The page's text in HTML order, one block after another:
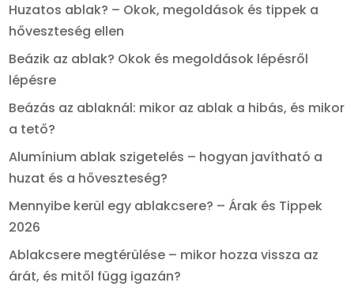
Huzatos ablak? – Okok, megoldások és tippek a
hőveszteség ellen
Beázik az ablak? Okok és megoldások lépésről
lépésre
Beázás az ablaknál: mikor az ablak a hibás, és mikor
a tető?
Alumínium ablak szigetelés – hogyan javítható a
huzat és a hőveszteség?
Mennyibe kerül egy ablakcsere? – Árak és Tippek
2026
Ablakcsere megtérülése – mikor hozza vissza az
árát, és mitől függ igazán?